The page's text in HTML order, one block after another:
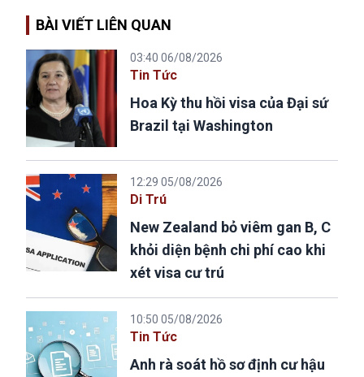
BÀI VIẾT LIÊN QUAN
03:40 06/08/2026
Tin Tức
Hoa Kỳ thu hồi visa của Đại sứ
Brazil tại Washington
12:29 05/08/2026
Di Trú
New Zealand bỏ viêm gan B, C
khỏi diện bệnh chi phí cao khi
xét visa cư trú
10:50 05/08/2026
Tin Tức
Anh rà soát hồ sơ định cư hậu